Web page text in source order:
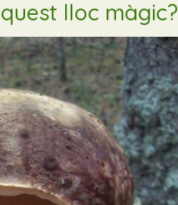
lloc màgic?